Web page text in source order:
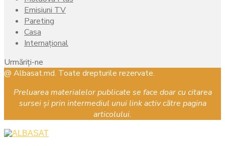
Emisiuni TV
Pareting
Casa
Internațional
Urmăriți-ne
Facebook
Instagram
Youtube
@ Albasat.md. Toate drepturile rezervate.
Preluarea materialelor publicate se face doar cu citarea
sursei și prin intermediul unui link activ către pagina
articolului.